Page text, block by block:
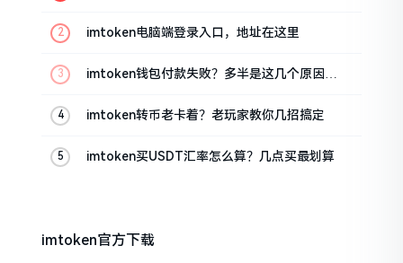
imtoken电脑端登录入口，地址在这里
imtoken钱包付款失败？多半是这几个原因闹
imtoken转币老卡着？老玩家教你几招搞定
imtoken买USDT汇率怎么算？几点买最划算
imtoken官方下载